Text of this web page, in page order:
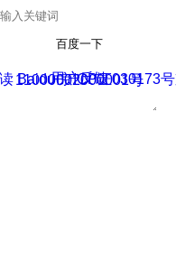
百度一下
用户反馈
Baidu 京ICP证030173号
京公网安备11000002000001号